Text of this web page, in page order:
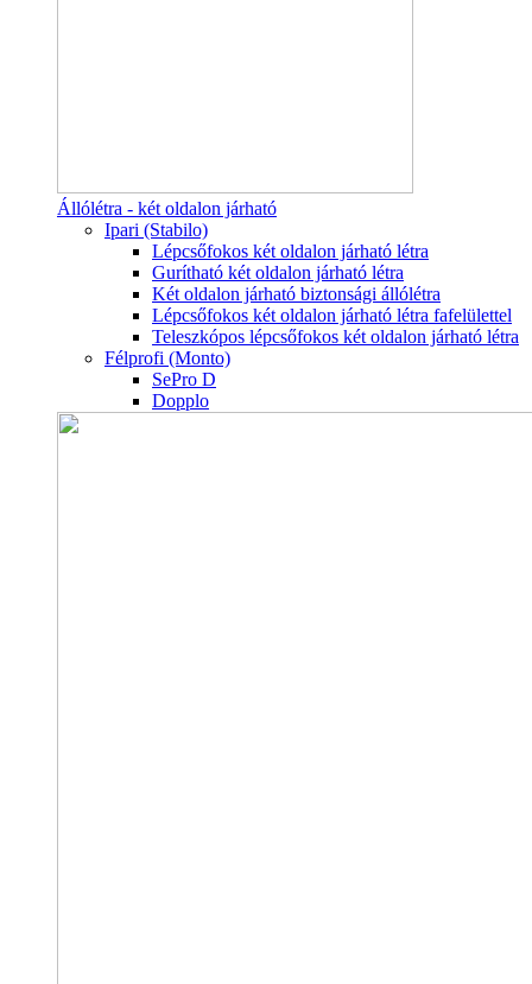
Állólétra - két oldalon járható
Ipari (Stabilo)
Lépcsőfokos két oldalon járható létra
Gurítható két oldalon járható létra
Két oldalon járható biztonsági állólétra
Lépcsőfokos két oldalon járható létra fafelülettel
Teleszkópos lépcsőfokos két oldalon járható létra
Félprofi (Monto)
SePro D
Dopplo